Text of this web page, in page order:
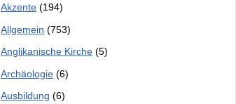
Akzente (194)
Allgemein (753)
Anglikanische Kirche (5)
Archäologie (6)
Ausbildung (6)